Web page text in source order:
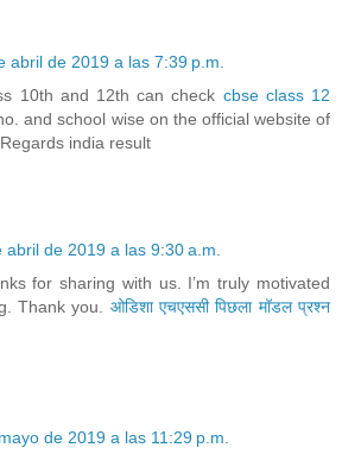
abril de 2019 a las 7:39 p.m.
10th and 12th can check cbse class 12
and school wise on the official website of
india result
abril de 2019 a las 9:30 a.m.
for sharing with us. I’m truly motivated
Thank you. ओडिशा एचएससी पिछला मॉडल प्रश्न
de 2019 a las 11:29 p.m.